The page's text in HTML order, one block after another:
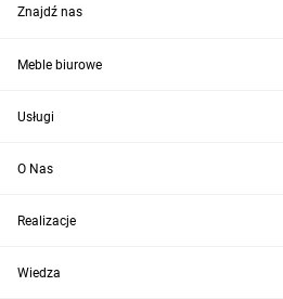
Znajdź nas
Meble biurowe
Usługi
O Nas
Realizacje
Wiedza